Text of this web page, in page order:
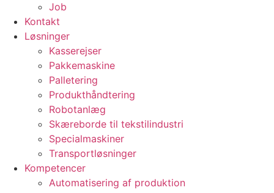
Job
Kontakt
Løsninger
Kasserejser
Pakkemaskine
Palletering
Produkthåndtering
Robotanlæg
Skæreborde til tekstilindustri
Specialmaskiner
Transportløsninger
Kompetencer
Automatisering af produktion